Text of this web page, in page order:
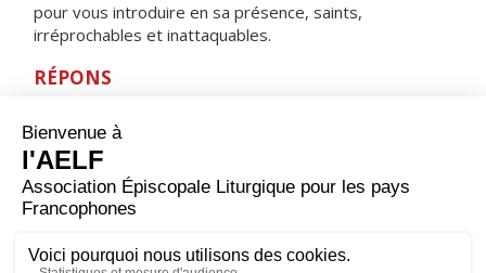
pour vous introduire en sa présence, saints,
irréprochables et inattaquables.
RÉPONS
rendez grâce en rappelant son nom très saint.
ORAISON
Tu nous invites, Seigneur, à nous réunir près de toi
comme les Apôtres qui montaient au Temple à la
Jésus appelle ton salut sur tous ceux qui invoquent son